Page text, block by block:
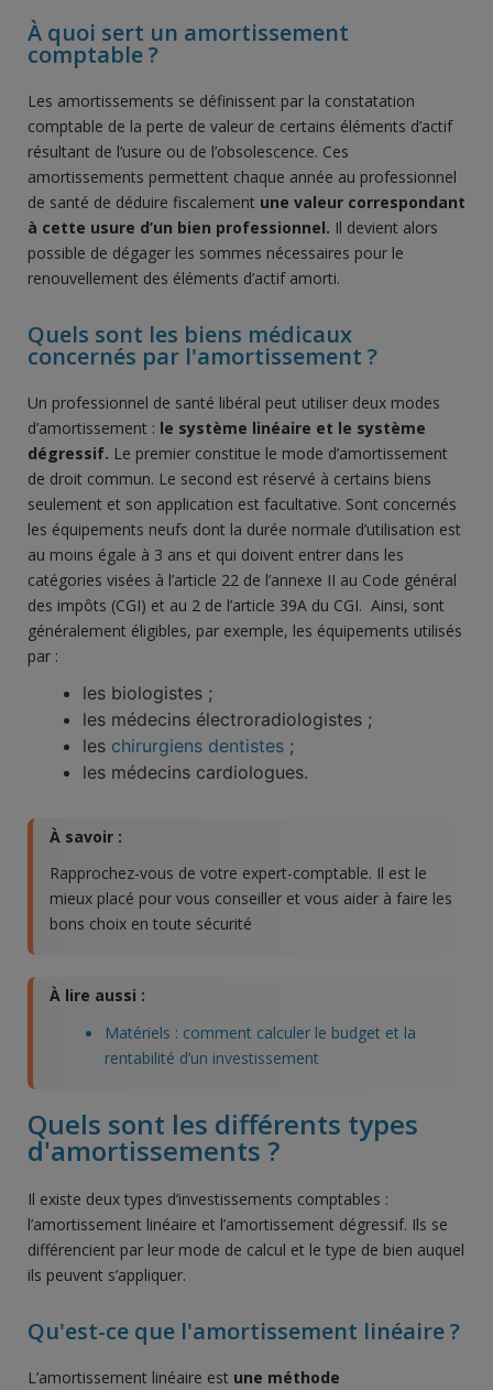
À quoi sert un amortissement
comptable ?
Les amortissements se définissent par la constatation
comptable de la perte de valeur de certains éléments d’actif
résultant de l’usure ou de l’obsolescence. Ces
amortissements permettent chaque année au professionnel
de santé de déduire fiscalement une valeur correspondant
à cette usure d’un bien professionnel. Il devient alors
possible de dégager les sommes nécessaires pour le
renouvellement des éléments d’actif amorti.
Quels sont les biens médicaux
concernés par l'amortissement ?
Un professionnel de santé libéral peut utiliser deux modes
d’amortissement : le système linéaire et le système
dégressif. Le premier constitue le mode d’amortissement
de droit commun. Le second est réservé à certains biens
seulement et son application est facultative. Sont concernés
les équipements neufs dont la durée normale d’utilisation est
au moins égale à 3 ans et qui doivent entrer dans les
catégories visées à l’article 22 de l’annexe II au Code général
des impôts (CGI) et au 2 de l’article 39A du CGI. Ainsi, sont
généralement éligibles, par exemple, les équipements utilisés
par :
les biologistes ;
les médecins électroradiologistes ;
les chirurgiens dentistes ;
les médecins cardiologues.
À savoir :
Rapprochez-vous de votre expert-comptable. Il est le
mieux placé pour vous conseiller et vous aider à faire les
bons choix en toute sécurité
À lire aussi :
Matériels : comment calculer le budget et la
rentabilité d’un investissement
Quels sont les différents types
d'amortissements ?
Il existe deux types d’investissements comptables :
l’amortissement linéaire et l’amortissement dégressif. Ils se
différencient par leur mode de calcul et le type de bien auquel
ils peuvent s’appliquer.
Qu'est-ce que l'amortissement linéaire ?
L’amortissement linéaire est une méthode